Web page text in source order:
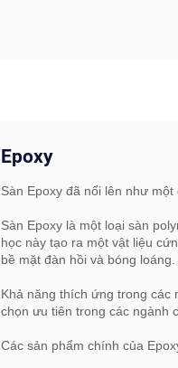
Epoxy
Sàn Epoxy đã nổi lên như
Sàn Epoxy là một loại sàn
học này tạo ra một vật liệu
bề mặt đàn hồi và bóng loáng.
Khả năng thích ứng trong các
chọn ưu tiên trong các ngành
Các sản phẩm chính của